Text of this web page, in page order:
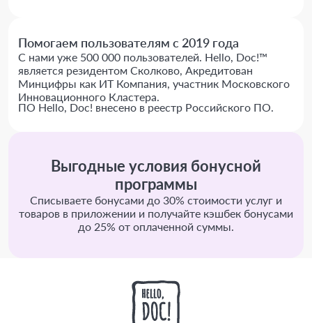
Помогаем пользователям с 2019 года
С нами уже 500 000 пользователей. Hello, Doc!™
является резидентом Сколково, Акредитован
Минцифры как ИТ Компания, участник Московского
Инновационного Кластера.
ПО Hello, Doc! внесено в реестр Российского ПО.
Выгодные условия бонусной
программы
Списываете бонусами до 30% стоимости услуг и
товаров в приложении и получайте кэшбек бонусами
до 25% от оплаченной суммы.